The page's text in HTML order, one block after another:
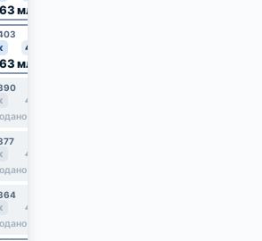
млн
41.2
млн
41.2
41.2
41.2